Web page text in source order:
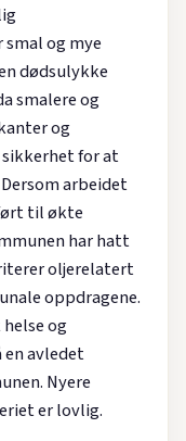
og mye
dødsulykke
smalere og
og
for at
arbeidet
til økte
har hatt
oljerelatert
oppdragene.
og
en avledet
Nyere
er lovlig.